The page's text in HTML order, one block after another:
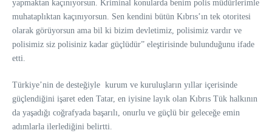
yapmaktan kaçınıyorsun. Kriminal konularda benim polis müdürlerimle
muhataplıktan kaçınıyorsun. Sen kendini bütün Kıbrıs’ın tek otoritesi
olarak görüyorsun ama bil ki bizim devletimiz, polisimiz vardır ve
polisimiz siz polisiniz kadar güçlüdür” eleştirisinde bulunduğunu ifade
etti.
Türkiye’nin de desteğiyle kurum ve kuruluşların yıllar içerisinde
güçlendiğini işaret eden Tatar, en iyisine layık olan Kıbrıs Tük halkının
da yaşadığı coğrafyada başarılı, onurlu ve güçlü bir geleceğe emin
adımlarla ilerlediğini belirtti.